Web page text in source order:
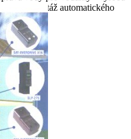
a montáž automatického